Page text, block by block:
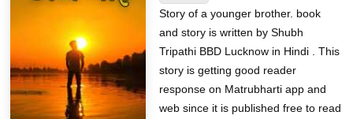
Story of a younger brother. book
and story is written by Shubh
Tripathi BBD Lucknow in Hindi . This
story is getting good reader
response on Matrubharti app and
web since it is published free to read